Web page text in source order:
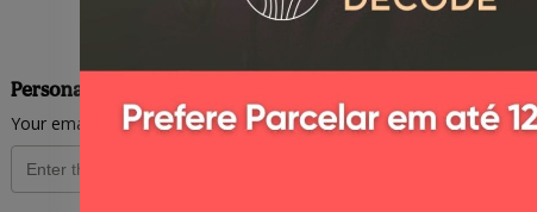
Oferta de pré-inscrição 5x s/ juros
Personal info
Your email address